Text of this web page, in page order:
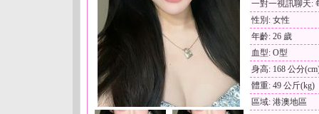
一對一視訊聊天:
性別: 女性
年齡: 26 歲
血型: O型
身高: 168 公分
體重: 49 公斤(kg)
區域: 港澳地區